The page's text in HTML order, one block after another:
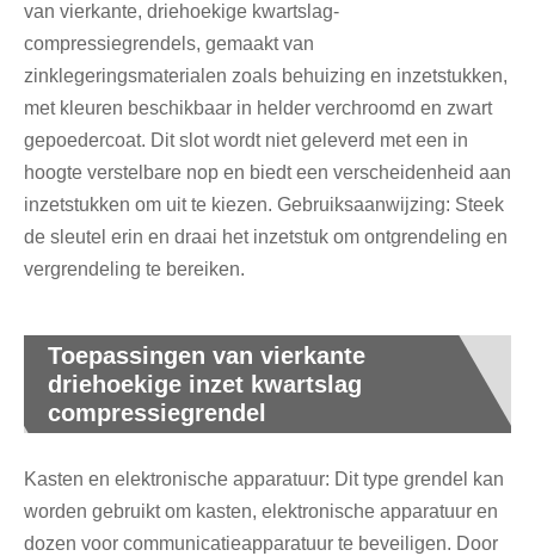
van vierkante, driehoekige kwartslag-
compressiegrendels, gemaakt van
zinklegeringsmaterialen zoals behuizing en inzetstukken,
met kleuren beschikbaar in helder verchroomd en zwart
gepoedercoat. Dit slot wordt niet geleverd met een in
hoogte verstelbare nop en biedt een verscheidenheid aan
inzetstukken om uit te kiezen. Gebruiksaanwijzing: Steek
de sleutel erin en draai het inzetstuk om ontgrendeling en
vergrendeling te bereiken.
Toepassingen van vierkante
driehoekige inzet kwartslag
compressiegrendel
Kasten en elektronische apparatuur: Dit type grendel kan
worden gebruikt om kasten, elektronische apparatuur en
dozen voor communicatieapparatuur te beveiligen. Door